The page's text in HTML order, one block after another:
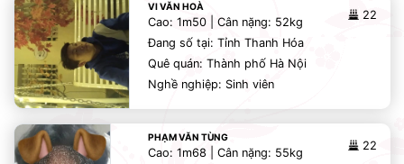
VI VĂN HOÀ
22
Cao: 1m50 | Cân nặng: 52kg
Đang số tại: Tỉnh Thanh Hóa
Quê quán: Thành phố Hà Nội
Nghề nghiệp: Sinh viên
PHẠM VĂN TÙNG
22
Cao: 1m68 | Cân nặng: 55kg